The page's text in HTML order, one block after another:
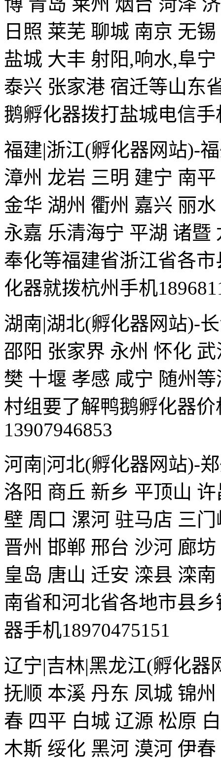
日照 莱芜 聊城 南京 无
盐城 大丰 射阳,响水,阜
泰兴 张家港 宿迁等山东
鹅孵化器拨打盐城电信手
福建|浙江(孵化器网站)-
漳州 龙岩 三明 建宁 南
金华 湖州 衢州 嘉兴 丽
永嘉 乐清海宁 平湖 诸暨
奉化等福建省浙江省各
化器就拨杭州手机
湖南|湖北(孵化器网站)-
邵阳 张家界 永州 怀化
樊 十堰 孝感 咸宁 随州
村组要了解鸭鹅孵化器
13907946853
河南|河北(孵化器网站)-
洛阳 商丘 新乡 平顶山
壁 周口 漯河 驻马店 三
晋州 邯郸 邢台 沙河 廊
皇岛 唐山 迁安 滦县 滦
南省和河北省各地市县
器手机18970475151
辽宁|吉林|黑龙江(孵化器
抚顺 本溪 丹东 凤城 锦
春 四平 白城 辽源 松原
木斯 绥化 黑河 漠河 伊